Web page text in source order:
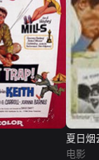
夏日烟
电影